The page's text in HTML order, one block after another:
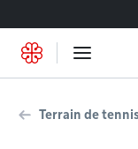
Terrain de